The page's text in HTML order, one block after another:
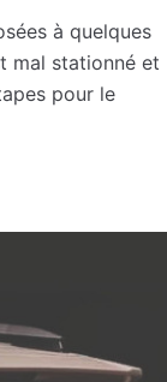
à quelques
mal stationné et
pour le